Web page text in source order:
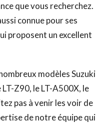
que vous recherchez.
connue pour ses
proposent un excellent
modèles Suzuki
Z90, le LT-A500X, le
pas à venir les voir de
de notre équipe qui